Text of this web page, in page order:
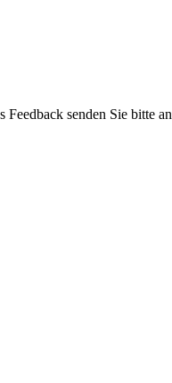
senden Sie bitte an